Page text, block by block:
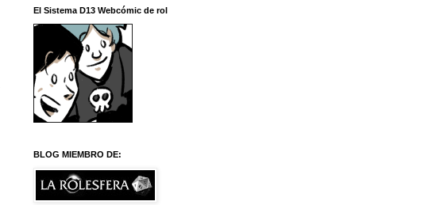
El Sistema D13 Webcómic de rol
BLOG MIEMBRO DE: